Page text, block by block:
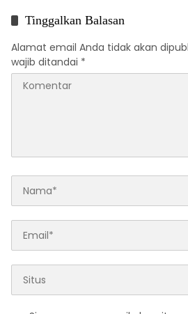
Tinggalkan Balasan
Alamat email Anda tidak akan
wajib ditandai *